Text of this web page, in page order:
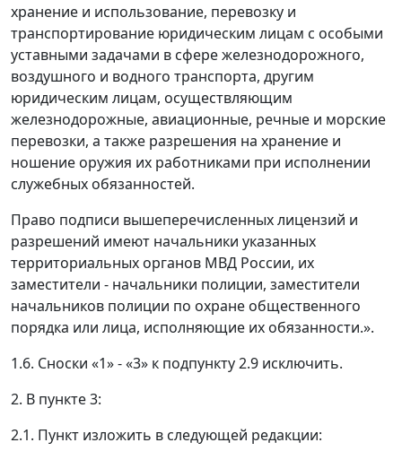
хранение и использование, перевозку и
транспортирование юридическим лицам с особыми
уставными задачами в сфере железнодорожного,
воздушного и водного транспорта, другим
юридическим лицам, осуществляющим
железнодорожные, авиационные, речные и морские
перевозки, а также разрешения на хранение и
ношение оружия их работниками при исполнении
служебных обязанностей.
Право подписи вышеперечисленных лицензий и
разрешений имеют начальники указанных
территориальных органов МВД России, их
заместители - начальники полиции, заместители
начальников полиции по охране общественного
порядка или лица, исполняющие их обязанности.».
1.6. Сноски «1» - «3» к подпункту 2.9 исключить.
2. В пункте 3:
2.1. Пункт изложить в следующей редакции: